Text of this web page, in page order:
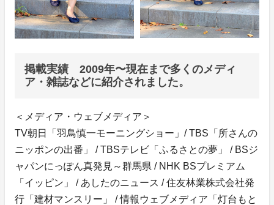
掲載実績 2009年〜現在まで多くのメディ
ア・雑誌などに紹介されました。
＜メディア・ウェブメディア＞
TV朝日「羽鳥慎一モーニングショー」/ TBS「所さんの
ニッポンの出番」 / TBSテレビ「ふるさとの夢」 / BSジ
ャパンにっぽん真発見～群馬県 / NHK BSプレミアム
「イッピン」 / あしたのニュース / 住友林業株式会社発
行「建材マンスリー」 / 情報ウェブメディア「灯台もと